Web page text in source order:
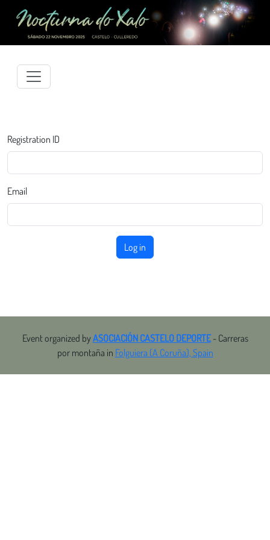
Registration ID
Email
Log in
Event organized byASOCIACIÓN CASTELO DEPORTE- Carreras
por montaña in Folguiera (A Coruña), Spain